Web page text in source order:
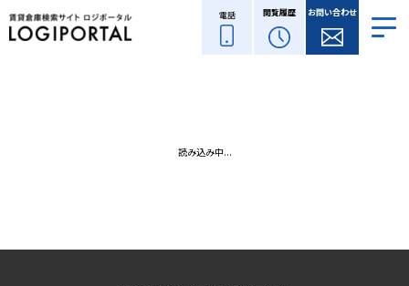
電話 閲覧履歴 お問い合わせ
読み込み中...